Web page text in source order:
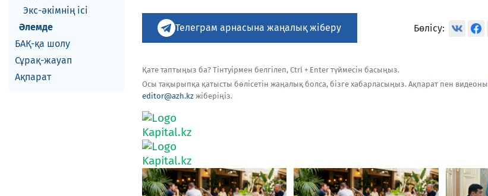
Экс-әкiмнiң iсi
Әлемде
БАҚ-қа шолу
Сұрақ-жауап
Ақпарат
Телеграм арнасына жаңалық жіберу Бөлісу:
Қате таптыңыз ба? Тінтуірмен белгілеп, Ctrl + Enter түймесін басыңыз.
Осы тақырыпқа қатысты бөлісетін жаңалық болса, бізге хабарласыңыз. Ақпарат пен видеоны
editor@azh.kz жіберіңіз.